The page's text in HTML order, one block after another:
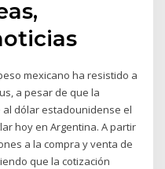
mexicano ha resistido a
a pesar de que la
al dólar estadounidense el
hoy en Argentina. A partir
a la compra y venta de
que la cotización